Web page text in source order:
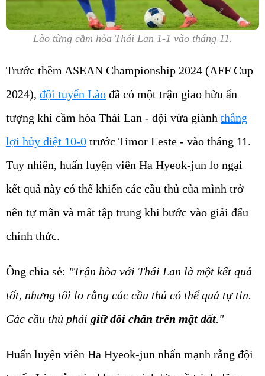
Lào từng cầm hòa Thái Lan 1-1 vào tháng 11.
Trước thềm ASEAN Championship 2024 (AFF Cup
2024), đội tuyển Lào đã có một trận giao hữu ấn
tượng khi cầm hòa Thái Lan - đội vừa giành thắng
lợi hủy diệt 10-0 trước Timor Leste - vào tháng 11.
Tuy nhiên, huấn luyện viên Ha Hyeok-jun lo ngại
kết quả này có thể khiến các cầu thủ của mình trở
nên tự mãn và mất tập trung khi bước vào giải đấu
chính thức.
Ông chia sẻ: "Trận hòa với Thái Lan là một kết quả
tốt, nhưng tôi lo rằng các cầu thủ có thể quá tự tin.
Các cầu thủ phải giữ đôi chân trên mặt đất."
Huấn luyện viên Ha Hyeok-jun nhấn mạnh rằng đội